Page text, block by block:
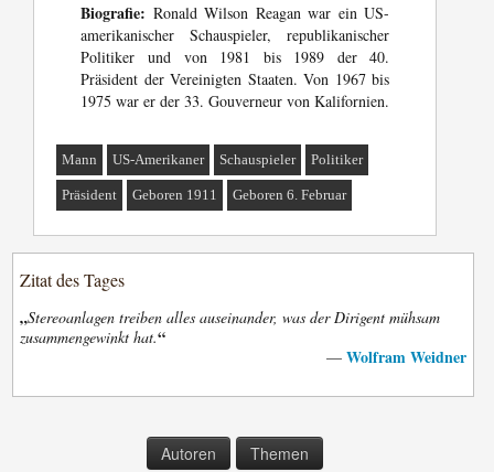
Biografie: Ronald Wilson Reagan war ein US-
amerikanischer Schauspieler, republikanischer
Politiker und von 1981 bis 1989 der 40.
Präsident der Vereinigten Staaten. Von 1967 bis
1975 war er der 33. Gouverneur von Kalifornien.
Mann US-Amerikaner Schauspieler Politiker
Präsident Geboren 1911 Geboren 6. Februar
Zitat des Tages
„Stereoanlagen treiben alles auseinander, was der Dirigent mühsam
zusammengewinkt hat.“
— Wolfram Weidner
Autoren Themen